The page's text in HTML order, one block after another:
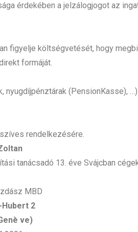
érdekében a jelzálogjogot az
figyelje költségvetését, hogy
formáját.
(PensionKasse),
rendelkezésére.
tanácsadó 13. éve Svájcban
MBD
Hubert 2
ve)